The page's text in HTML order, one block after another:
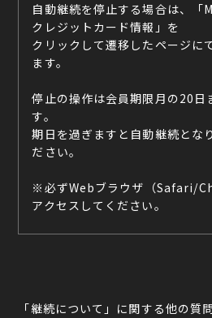
自動継続を停止する場合は、「
クレジットカード情報」を
クリックして遷移したページに
ます。
停止の操作は会員期限月の20日
す。
期日を過ぎますと自動継続とな
ださい。
※必ずWebブラウザ（Safari/
アクセスしてください。
「継続について」に関する他の質